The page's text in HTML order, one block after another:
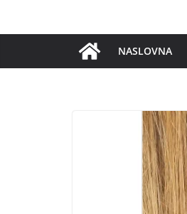
NASLOVNA